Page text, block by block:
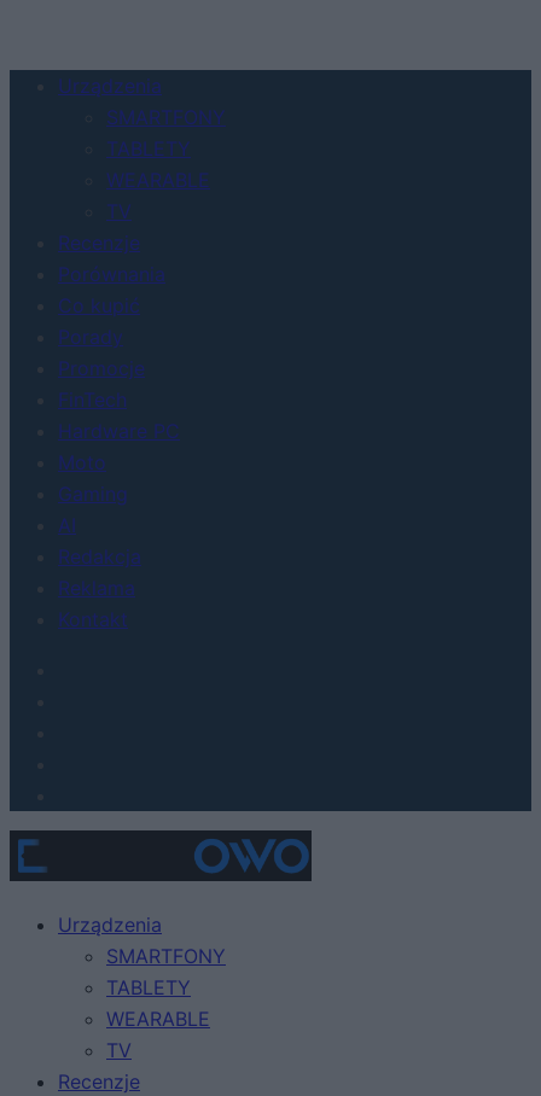
Urządzenia
SMARTFONY
TABLETY
WEARABLE
TV
Recenzje
Porównania
Co kupić
Porady
Promocje
FinTech
Hardware PC
Moto
Gaming
AI
Redakcja
Reklama
Kontakt
Urządzenia
SMARTFONY
TABLETY
WEARABLE
TV
Recenzje